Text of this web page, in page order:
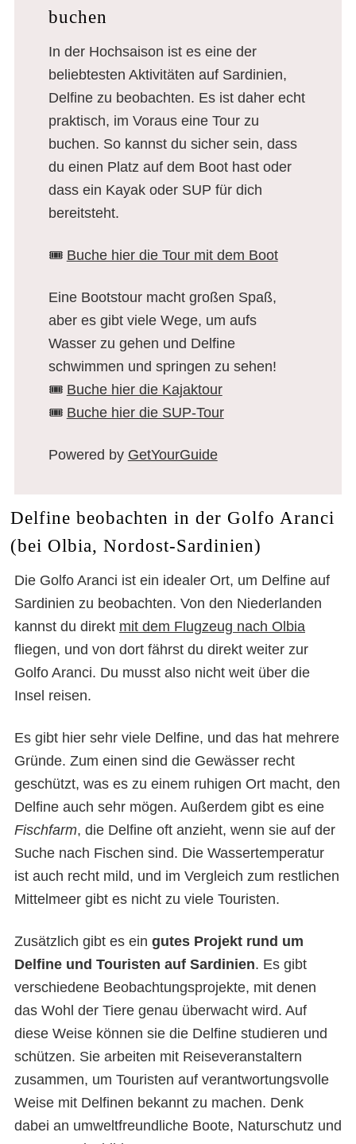
buchen
In der Hochsaison ist es eine der
beliebtesten Aktivitäten auf Sardinien,
Delfine zu beobachten. Es ist daher echt
praktisch, im Voraus eine Tour zu
buchen. So kannst du sicher sein, dass
du einen Platz auf dem Boot hast oder
dass ein Kayak oder SUP für dich
bereitsteht.
🎟️ Buche hier die Tour mit dem Boot
Eine Bootstour macht großen Spaß,
aber es gibt viele Wege, um aufs
Wasser zu gehen und Delfine
schwimmen und springen zu sehen!
🎟️ Buche hier die Kajaktour
🎟️ Buche hier die SUP-Tour
Powered by GetYourGuide
Delfine beobachten in der Golfo Aranci
(bei Olbia, Nordost-Sardinien)
Die Golfo Aranci ist ein idealer Ort, um Delfine auf
Sardinien zu beobachten. Von den Niederlanden
kannst du direkt mit dem Flugzeug nach Olbia
fliegen, und von dort fährst du direkt weiter zur
Golfo Aranci. Du musst also nicht weit über die
Insel reisen.
Es gibt hier sehr viele Delfine, und das hat mehrere
Gründe. Zum einen sind die Gewässer recht
geschützt, was es zu einem ruhigen Ort macht, den
Delfine auch sehr mögen. Außerdem gibt es eine
Fischfarm, die Delfine oft anzieht, wenn sie auf der
Suche nach Fischen sind. Die Wassertemperatur
ist auch recht mild, und im Vergleich zum restlichen
Mittelmeer gibt es nicht zu viele Touristen.
Zusätzlich gibt es ein gutes Projekt rund um
Delfine und Touristen auf Sardinien. Es gibt
verschiedene Beobachtungsprojekte, mit denen
das Wohl der Tiere genau überwacht wird. Auf
diese Weise können sie die Delfine studieren und
schützen. Sie arbeiten mit Reiseveranstaltern
zusammen, um Touristen auf verantwortungsvolle
Weise mit Delfinen bekannt zu machen. Denk
dabei an umweltfreundliche Boote, Naturschutz und